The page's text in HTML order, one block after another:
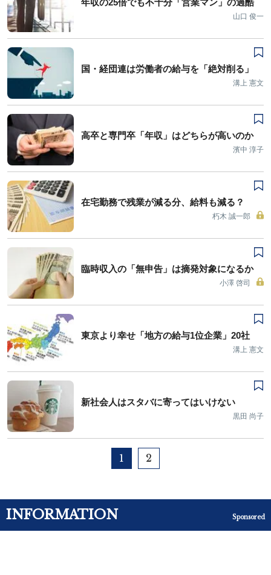
年収の25倍でも不十分「営業マン」の過酷
山口 俊一
国・経団連は労働者の給与を「絶対削る」
溝上 憲文
高卒と専門卒「年収」はどちらが高いのか
濱中 淳子
在宅勤務で残業が減る分、給料も減る？
朽木 誠一郎
臨時収入の「無申告」は摘発対象になるか
小澤 啓司
東京より幸せ「地方の給与1位企業」20社
溝上 憲文
新社会人はスタバに寄ってはいけない
黒田 尚子
1 2
INFORMATION Sponsored